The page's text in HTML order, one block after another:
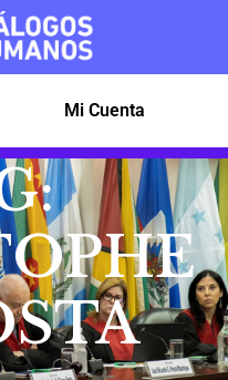
Mi Cuenta